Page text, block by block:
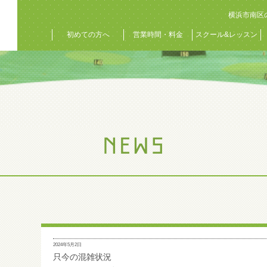
横浜市南区
初めての方へ 営業時間・料金 スクール&レッスン
2024年5月2日
只今の混雑状況